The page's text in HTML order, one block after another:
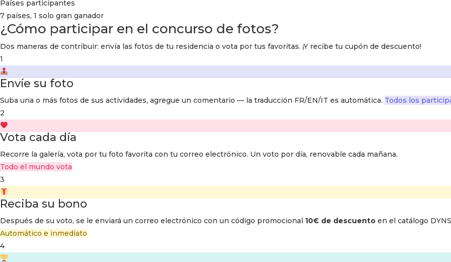
Países participantes
7 países, 1 solo gran ganador
¿Cómo participar en el concurso de fotos?
Dos maneras de contribuir: envía las fotos de tu residencia o vota por tus favoritas. ¡Y recibe tu cupón de descuento!
1
Envíe su foto
Suba una o más fotos de sus actividades, agregue un comentario — la traducción FR/EN/IT es automática. Todos los
2
Vota cada día
Recorre la galería, vota por tu foto favorita con tu correo electrónico. Un voto por día, renovable cada mañana.
Todo el mundo vota
3
Reciba su bono
Después de su voto, se le enviará un correo electrónico con un código promocional 10€ de descuento en el catálogo
Automático e inmediato
4